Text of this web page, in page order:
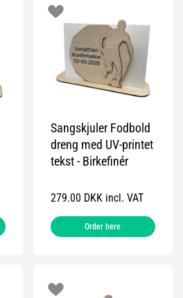
Sangskjuler Fodbold
dreng med UV-printet
tekst - Birkefinér
279.00 DKK incl. VAT
Order here